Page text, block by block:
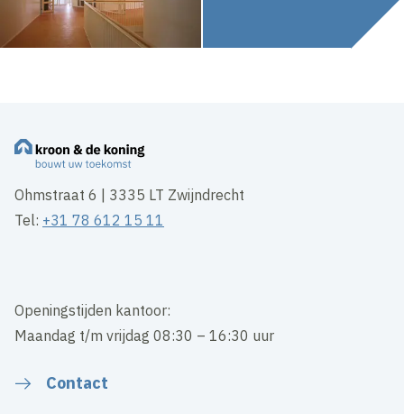
Ohmstraat 6 | 3335 LT Zwijndrecht
Tel: +31 78 612 15 11
Openingstijden kantoor:
Maandag t/m vrijdag 08:30 – 16:30 uur
Contact